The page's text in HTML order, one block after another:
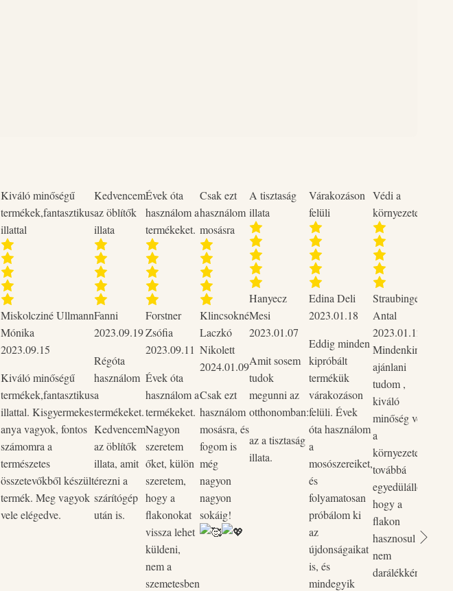
Kiváló minőségű
termékek,fantasztikus
illattal
Miskolcziné Ullmann
Mónika
2023.09.15
Kiváló minőségű
termékek,fantasztikus
illattal. Kisgyermekes
anya vagyok, fontos
számomra a
természetes
összetevőkből készült
termék. Meg vagyok
vele elégedve.
Kedvencem
az öblítők
illata
Fanni
2023.09.19
Régóta
használom
a
termékeket.
Kedvencem
az öblítők
illata, amit
érezni a
szárítógép
után is.
Évek óta
használom a
termékeket.
Forstner
Zsófia
2023.09.11
Évek óta
használom a
termékeket.
Nagyon
szeretem
őket, külön
szeretem,
hogy a
flakonokat
vissza lehet
küldeni,
nem a
szemetesben
Csak ezt
használom
mosásra
Klincsokné
Laczkó
Nikolett
2024.01.09
Csak ezt
használom
mosásra, és
fogom is
még
nagyon
nagyon
sokáig!
A tisztaság
illata
Hanyecz
Mesi
2023.01.07
Amit sosem
tudok
megunni az
otthonomban:
az a tisztaság
illata.
Várakozáson
felüli
Edina Deli
2023.01.18
Eddig minden
kipróbált
termékük
várakozáson
felüli. Évek
óta használom
a
mosószereiket,
és
folyamatosan
próbálom ki
az
újdonságaikat
is, és
mindegyik
Védi a
környezetet
Straubinger
Antal
2023.01.12
Mindenkinek
ajánlani
tudom ,
kiváló
minőség védi
a
környezetet,
továbbá
egyedülálló,
hogy a
flakon
hasznosul
nem
darálékként.